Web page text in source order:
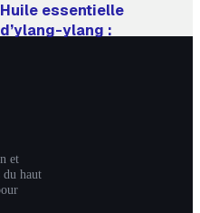
Huile essentielle
d’ylang-ylang :
et
du haut